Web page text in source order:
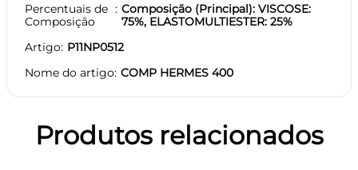
Percentuais de
Composição
Composição (Principal): VISCOSE:
75%, ELASTOMULTIESTER: 25%
Artigo P11NP0512
Nome do artigo COMP HERMES 400
Produtos relacionados